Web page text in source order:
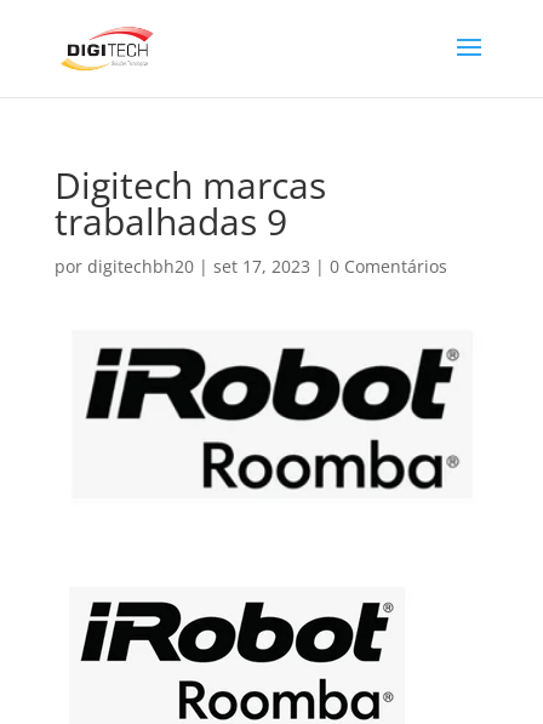
Digitech marcas
trabalhadas 9
por digitechbh20| set 17, 2023 | 0 Comentários